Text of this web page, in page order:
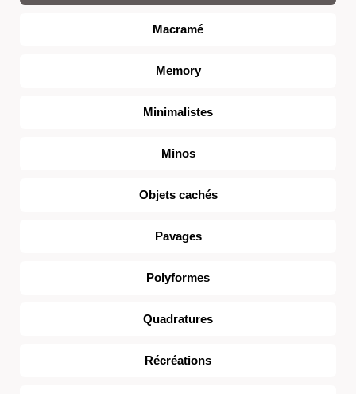
Macramé
Memory
Minimalistes
Minos
Objets cachés
Pavages
Polyformes
Quadratures
Récréations